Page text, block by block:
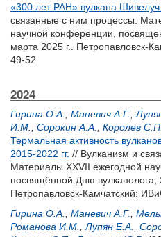
«300 лет РАН» вулкана Шивелуч
связанные с ним процессы.
научной конференции,
марта 2025 г.. Петропавловск-
49-52.
2024
Гирина О.А. Маневич А.Г.
И.М.
Сорокин А.А. Королев С.П.
Термальная активность
2015-2022 гг. // Вулканизм и
Материалы XXVII ежегодной
посвящённой Дню вулканолога,
Петропавловск-Камчатский:
Гирина О.А.
Маневич А.Г.
Романова И.М.
Лупян Е.А.